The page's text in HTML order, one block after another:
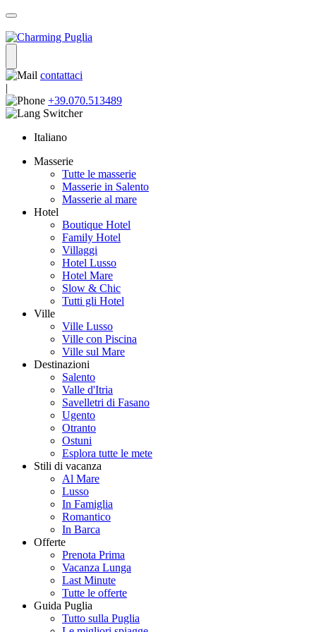
contattaci
|
+39.070.513489
Italiano
Masserie
Tutte le masserie
Masserie in Salento
Masserie al mare
Hotel
Boutique Hotel
Family Hotel
Villaggi
Hotel Lusso
Hotel Mare
Slow & Chic
Tutti gli Hotel
Ville
Ville Lusso
Ville con Piscina
Ville sul Mare
Destinazioni
Salento
Valle d'Itria
Savelletri di Fasano
Ugento
Otranto
Ostuni
Esplora tutte le mete
Stili di vacanza
Al Mare
Lusso
In Famiglia
Romantico
In Barca
Offerte
Prenota Prima
Vacanza Lunga
Last Minute
Tutte le offerte
Guida Puglia
Tutto sulla Puglia